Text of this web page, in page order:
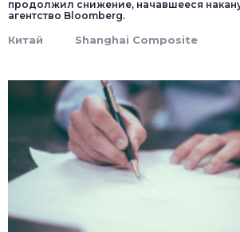
продолжил снижение, начавшееся
агентство Bloomberg.
Китай Shanghai Composite